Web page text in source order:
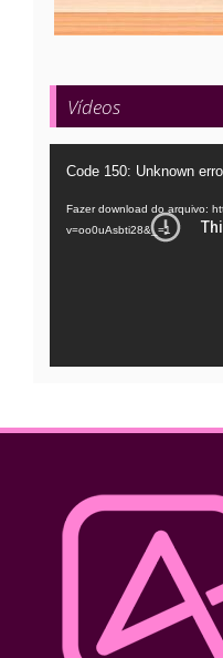
Vídeos
Tocador
vídeo
Code 150: Unknown
Fazer download do arquivo:
v=oo0uAsbti28&_=1